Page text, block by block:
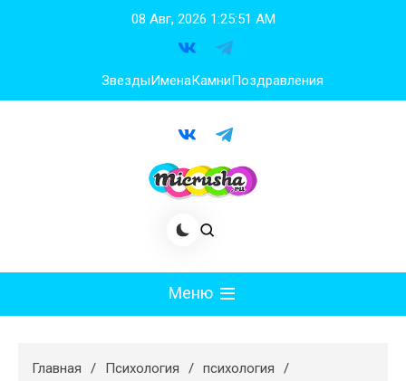
08 Авг, 2026 1:25:52 AM
ЗвездыИменаКамниПоздравления
Меню
Худеем
Главная Психология
психология